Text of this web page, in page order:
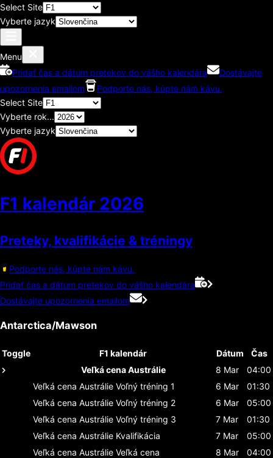
Select Site
Vyberte jazyk
Menu
Pridať čas a dátum pretekov do vášho kalendára
Dostávajte
upozornenia emailom
Podporte nás, kúpte nám kávu.
Select Site
Vyberte rok...
Vyberte jazyk
F1 kalendár 2026
Preteky, kvalifikácie & tréningy
Podporte nás, kúpte nám kávu.
Pridať čas a dátum pretekov do vášho kalendára
Dostávajte upozornenia emailom
Antarctica/Mawson
Toggle F1 kalendár Dátum
Čas
Veľká cena Austrálie
8 Mar
04:00
Veľká cena Austrálie Voľný tréning 1 6 Mar
01:30
Veľká cena Austrálie Voľný tréning 2 6 Mar
05:00
Veľká cena Austrálie Voľný tréning 3 7 Mar
01:30
Veľká cena Austrálie Kvalifikácia 7 Mar
05:00
Veľká cena Austrálie Veľká cena 8 Mar
04:00